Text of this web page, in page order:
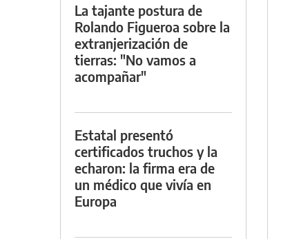
La tajante postura de
Rolando Figueroa sobre la
extranjerización de
tierras: "No vamos a
acompañar"
Estatal presentó
certificados truchos y la
echaron: la firma era de
un médico que vivía en
Europa